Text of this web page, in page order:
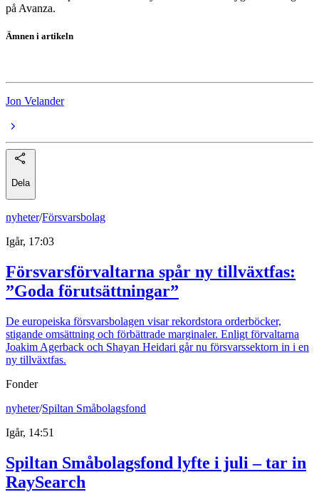
på Avanza.
Ämnen i artikeln
Jon Velander
Dela
nyheter/Försvarsbolag
Igår, 17:03
Försvarsförvaltarna spår ny tillväxtfas:
”Goda förutsättningar”
De europeiska försvarsbolagen visar rekordstora orderböcker,
stigande omsättning och förbättrade marginaler. Enligt förvaltarna
Joakim Agerback och Shayan Heidari går nu försvarssektorn in i en
ny tillväxtfas.
Fonder
nyheter/Spiltan Småbolagsfond
Igår, 14:51
Spiltan Småbolagsfond lyfte i juli – tar in
RaySearch